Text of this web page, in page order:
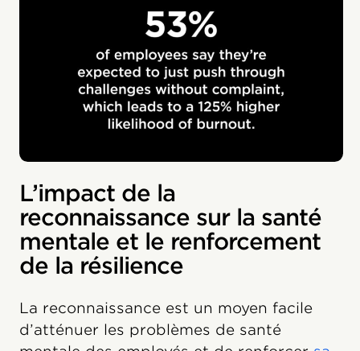
L’impact de la
reconnaissance sur la santé
mentale et le renforcement
de la résilience
La reconnaissance est un moyen facile
d’atténuer les problèmes de santé